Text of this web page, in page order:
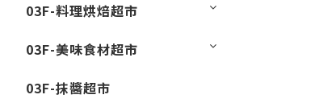
03F-料理烘焙超市
03F-美味食材超市
03F-抹醬超市